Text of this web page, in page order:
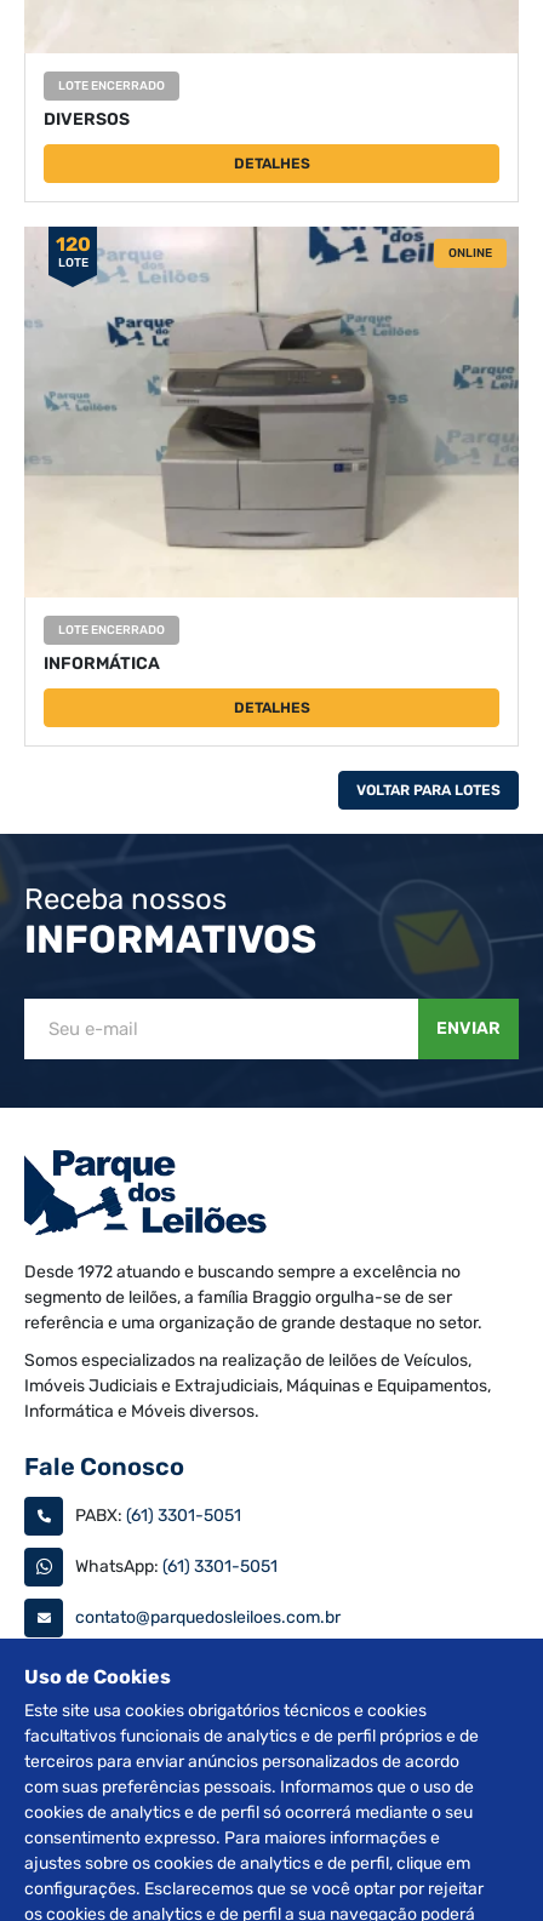
LOTE ENCERRADO
DIVERSOS
DETALHES
120
LOTE
ONLINE
LOTE ENCERRADO
INFORMÁTICA
DETALHES
VOLTAR PARA LOTES
Receba nossos
INFORMATIVOS
ENVIAR
Desde 1972 atuando e buscando sempre a excelência no
segmento de leilões, a família Braggio orgulha-se de ser
referência e uma organização de grande destaque no setor.
Somos especializados na realização de leilões de Veículos,
Imóveis Judiciais e Extrajudiciais, Máquinas e Equipamentos,
Informática e Móveis diversos.
Fale Conosco
PABX: (61) 3301-5051
WhatsApp: (61) 3301-5051
contato@parquedosleiloes.com.br
Consulte seu documento
PESQUISAR
Siga nas redes
Uso de Cookies
Este site usa cookies obrigatórios técnicos e cookies
facultativos funcionais de analytics e de perfil próprios e de
terceiros para enviar anúncios personalizados de acordo
com suas preferências pessoais. Informamos que o uso de
cookies de analytics e de perfil só ocorrerá mediante o seu
consentimento expresso. Para maiores informações e
ajustes sobre os cookies de analytics e de perfil, clique em
configurações. Esclarecemos que se você optar por rejeitar
os cookies de analytics e de perfil a sua navegação poderá